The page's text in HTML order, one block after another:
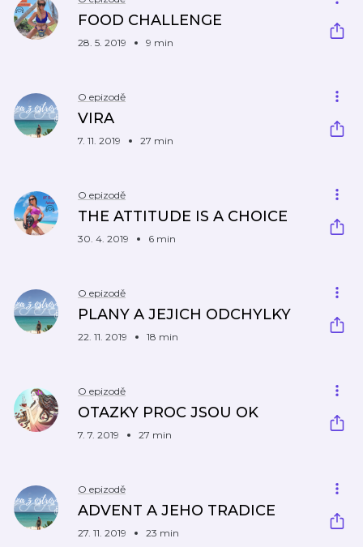
FOOD CHALLENGE
28. 5. 2019 9 min
O epizodě
VIRA
7. 11. 2019 27 min
O epizodě
THE ATTITUDE IS A CHOICE
30. 4. 2019 6 min
O epizodě
PLANY A JEJICH ODCHYLKY
22. 11. 2019 18 min
O epizodě
OTAZKY PROC JSOU OK
7. 7. 2019 27 min
O epizodě
ADVENT A JEHO TRADICE
27. 11. 2019 23 min